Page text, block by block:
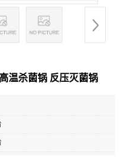
温杀菌锅 反压灭菌锅